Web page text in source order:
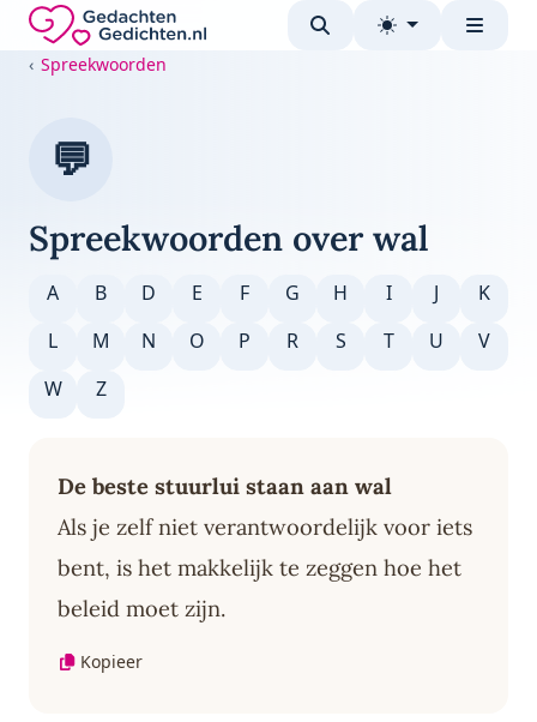
Direct naar de inhoud
Gedachten-Gedichten.nl — naar de homepage
Spreekwoorden
💬
Spreekwoorden over wal
A B D E F G H I J
K
L
M N O P R S T U
V
W
Z
De beste stuurlui staan aan wal
Als je zelf niet verantwoordelijk voor iets
bent, is het makkelijk te zeggen hoe het
beleid moet zijn.
Kopieer